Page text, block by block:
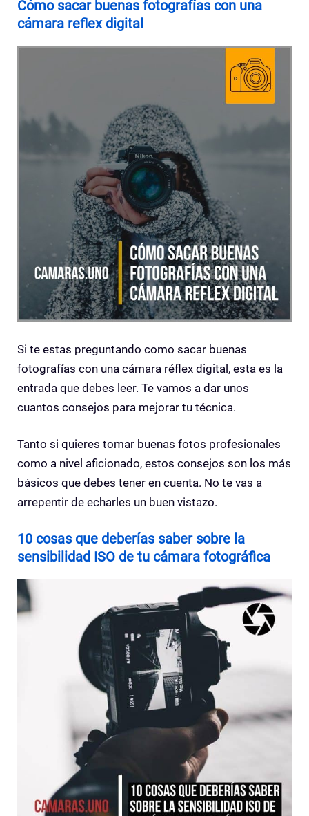
Cómo sacar buenas fotografías con una
cámara reflex digital
Si te estas preguntando como sacar buenas
fotografías con una cámara réflex digital, esta es la
entrada que debes leer. Te vamos a dar unos
cuantos consejos para mejorar tu técnica.
Tanto si quieres tomar buenas fotos profesionales
como a nivel aficionado, estos consejos son los más
básicos que debes tener en cuenta. No te vas a
arrepentir de echarles un buen vistazo.
10 cosas que deberías saber sobre la
sensibilidad ISO de tu cámara fotográfica